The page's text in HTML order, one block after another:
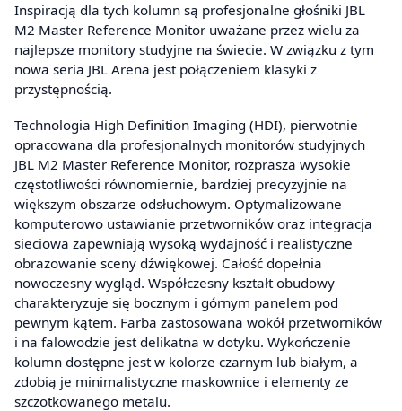
Inspiracją dla tych kolumn są profesjonalne głośniki JBL
M2 Master Reference Monitor uważane przez wielu za
najlepsze monitory studyjne na świecie. W związku z tym
nowa seria JBL Arena jest połączeniem klasyki z
przystępnością.
Technologia High Definition Imaging (HDI), pierwotnie
opracowana dla profesjonalnych monitorów studyjnych
JBL M2 Master Reference Monitor, rozprasza wysokie
częstotliwości równomiernie, bardziej precyzyjnie na
większym obszarze odsłuchowym. Optymalizowane
komputerowo ustawianie przetworników oraz integracja
sieciowa zapewniają wysoką wydajność i realistyczne
obrazowanie sceny dźwiękowej. Całość dopełnia
nowoczesny wygląd. Współczesny kształt obudowy
charakteryzuje się bocznym i górnym panelem pod
pewnym kątem. Farba zastosowana wokół przetworników
i na falowodzie jest delikatna w dotyku. Wykończenie
kolumn dostępne jest w kolorze czarnym lub białym, a
zdobią je minimalistyczne maskownice i elementy ze
szczotkowanego metalu.